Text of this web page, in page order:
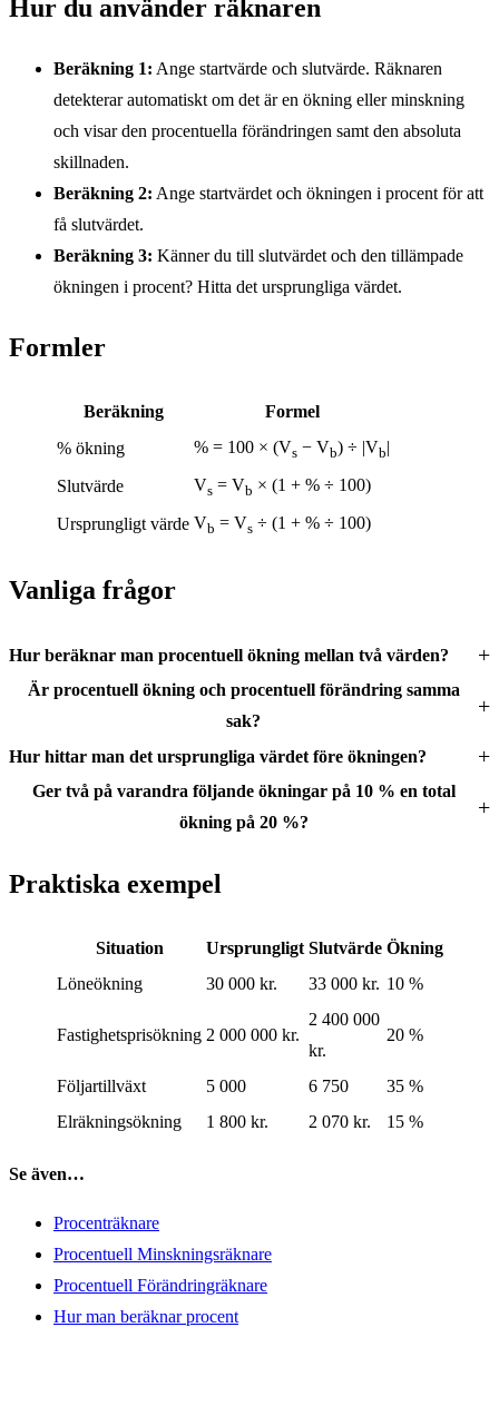
Hur du använder räknaren
Beräkning 1: Ange startvärde och slutvärde. Räknaren
detekterar automatiskt om det är en ökning eller minskning
och visar den procentuella förändringen samt den absoluta
skillnaden.
Beräkning 2: Ange startvärdet och ökningen i procent för att
få slutvärdet.
Beräkning 3: Känner du till slutvärdet och den tillämpade
ökningen i procent? Hitta det ursprungliga värdet.
Formler
Beräkning
Formel
% ökning
% = 100 × (Vs − Vb) ÷ |Vb|
Slutvärde Vs = Vb × (1 + % ÷ 100)
Ursprungligt värde Vb = Vs ÷ (1 + % ÷ 100)
Vanliga frågor
Hur beräknar man procentuell ökning mellan två värden?
Är procentuell ökning och procentuell förändring samma
sak?
Hur hittar man det ursprungliga värdet före ökningen?
Ger två på varandra följande ökningar på 10 % en total
ökning på 20 %?
Praktiska exempel
Situation Ursprungligt Slutvärde Ökning
Löneökning
30 000 kr. 33 000 kr. 10 %
Fastighetsprisökning 2 000 000 kr.
2 400 000
kr.
20 %
Följartillväxt 5 000 6 750
35 %
Elräkningsökning
1 800 kr. 2 070 kr. 15 %
Se även…
Procenträknare
Procentuell Minskningsräknare
Procentuell Förändringräknare
Hur man beräknar procent